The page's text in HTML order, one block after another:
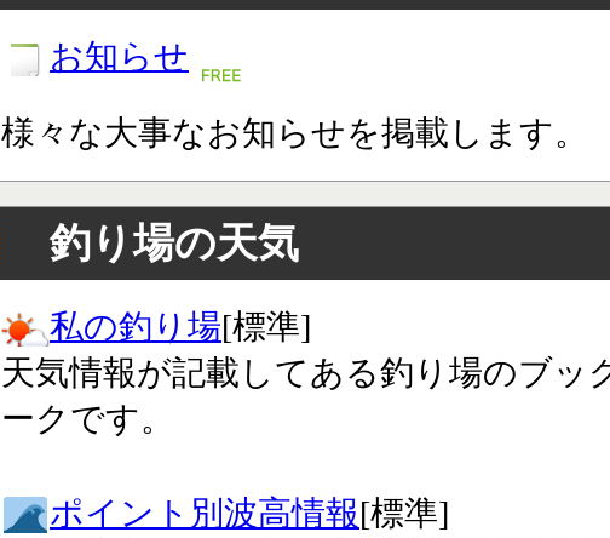
お知らせ
様々な大事なお知らせを掲載します。
釣り場の天気
私の釣り場[標準]
天気情報が記載してある釣り場のブッ
ークです。
ポイント別波高情報[標準]